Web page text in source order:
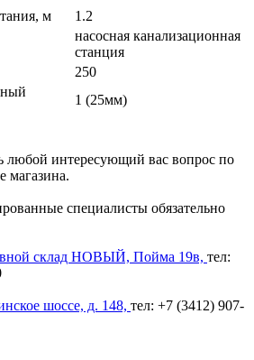
м
1.2
насосная канализационная
станция
250
1 (25мм)
любой интересующий вас вопрос по
магазина.
специалисты обязательно
склад НОВЫЙ, Пойма 19в, тел:
шоссе, д. 148, тел: +7 (3412) 907-